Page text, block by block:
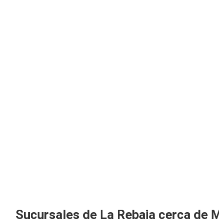
Sucursales de La Rebaja cerca de